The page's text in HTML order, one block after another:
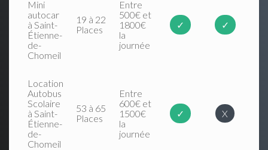
Mini
autocar
à Saint-
Étienne-
de-
Chomeil
19 à 22
Places
Entre
500€ et
1800€
la
journée
✓ ✓
Location
Autobus
Scolaire
à Saint-
Étienne-
de-
Chomeil
53 à 65
Places
Entre
600€ et
1500€
la
journée
✓ X